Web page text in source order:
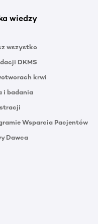
wiedzy
wszystko
DKMS
krwi
i badania
Wsparcia Pacjentów
Dawca